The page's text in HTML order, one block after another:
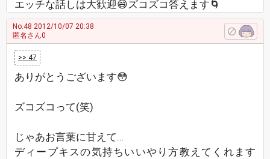
エッチな話しは大歓迎😄ズコズコ答えます🌀
No.48 2012/10/07 20:38
匿名さん0
>> 47
ありがとうございます😳
ズコズコって(笑)
じゃあお言葉に甘えて…
ディープキスの気持ちいいやり方教えてくれます